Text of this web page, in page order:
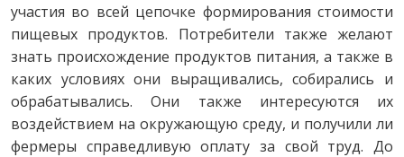
участия во всей цепочке формирования стоимости
пищевых продуктов. Потребители также желают
знать происхождение продуктов питания, а также в
каких условиях они выращивались, собирались и
обрабатывались. Они также интересуются их
воздействием на окружающую среду, и получили ли
фермеры справедливую оплату за свой труд. До